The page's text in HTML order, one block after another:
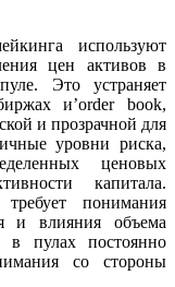
используют
цен активов в
Это устраняет
и’order book,
и прозрачной для
уровни риска,
ценовых
капитала.
понимания
и влияния объема
в пулах постоянно
со стороны